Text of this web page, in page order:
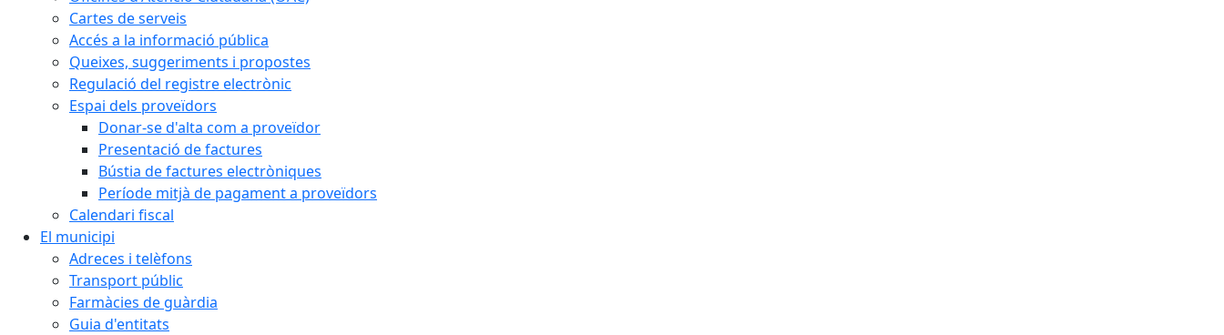
Cartes de serveis
Accés a la informació pública
Queixes, suggeriments i propostes
Regulació del registre electrònic
Espai dels proveïdors
Donar-se d'alta com a proveïdor
Presentació de factures
Bústia de factures electròniques
Període mitjà de pagament a proveïdors
Calendari fiscal
El municipi
Adreces i telèfons
Transport públic
Farmàcies de guàrdia
Guia d'entitats